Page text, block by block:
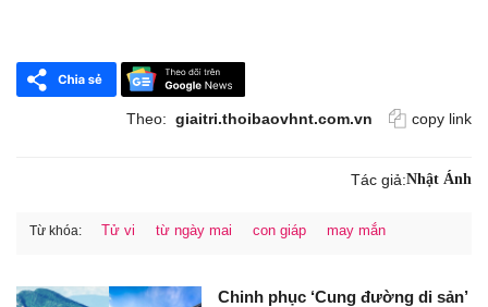
Theo: giaitri.thoibaovhnt.com.vn copy link
Tác giả:Nhật Ánh
Từ khóa: Tử vi từ ngày mai con giáp may mắn
Chinh phục ‘Cung đường di sản’